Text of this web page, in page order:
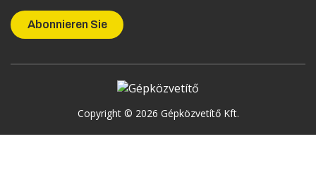
Copyright © 2026 Gépközvetítő Kft.